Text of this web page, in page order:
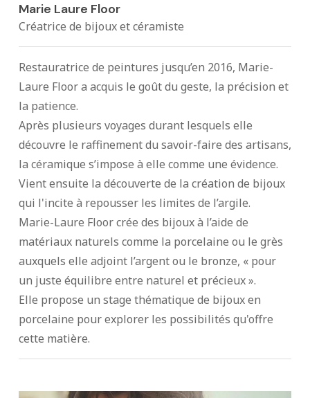
Marie Laure Floor
Créatrice de bijoux et céramiste
Restauratrice de peintures jusqu’en 2016, Marie-
Laure Floor a acquis le goût du geste, la précision et
la patience.
Après plusieurs voyages durant lesquels elle
découvre le raffinement du savoir-faire des artisans,
la céramique s’impose à elle comme une évidence.
Vient ensuite la découverte de la création de bijoux
qui l'incite à repousser les limites de l’argile.
Marie-Laure Floor crée des bijoux à l’aide de
matériaux naturels comme la porcelaine ou le grès
auxquels elle adjoint l’argent ou le bronze, « pour
un juste équilibre entre naturel et précieux ».
Elle propose un stage thématique de bijoux en
porcelaine pour explorer les possibilités qu'offre
cette matière.